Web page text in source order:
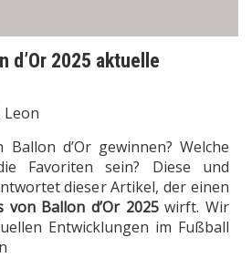
d’Or 2025 aktuelle
Leon
d’Or gewinnen? Welche
Favoriten sein? Diese und
dieser Artikel, der einen
von Ballon d’Or 2025wirft. Wir
Entwicklungen im Fußball